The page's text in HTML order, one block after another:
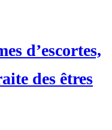
d’escortes,
des êtres